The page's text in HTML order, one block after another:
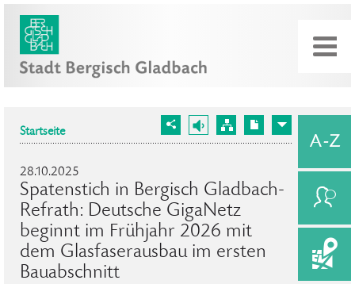
Startseite
28.10.2025
Spatenstich in Bergisch Gladbach-
Refrath: Deutsche GigaNetz
beginnt im Frühjahr 2026 mit
dem Glasfaserausbau im ersten
Bauabschnitt